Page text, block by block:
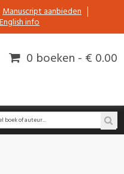
Manuscript aanbieden
English info
0 boeken - € 0.00